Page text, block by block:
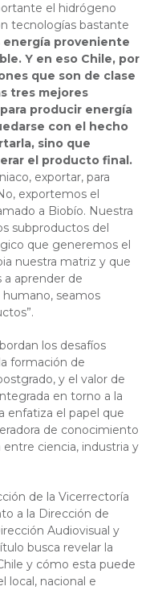
el hidrógeno
tecnologías bastante
proveniente
Y en eso Chile, por
que son de clase
tres mejores
producir energía
con el hecho
sino que
el producto final.
exportar, para
exportemos el
a Biobío. Nuestra
subproductos del
que generemos el
nuestra matriz y que
a aprender de
seamos
los desafíos
formación de
y el valor de
en torno a la
enfatiza el papel que
de conocimiento
ciencia, industria y
de la Vicerrectoría
a la Dirección de
Audiovisual y
busca revelar la
y cómo esta puede
local, nacional e